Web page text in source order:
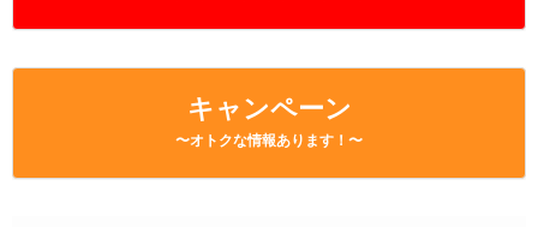
キャンペーン
〜オトクな情報あります！〜